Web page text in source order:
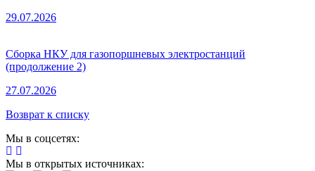
29.07.2026
Сборка НКУ для газопоршневых электростанций
(продолжение 2)
27.07.2026
Возврат к списку
Мы в соцсетях:
Мы в открытых источниках: